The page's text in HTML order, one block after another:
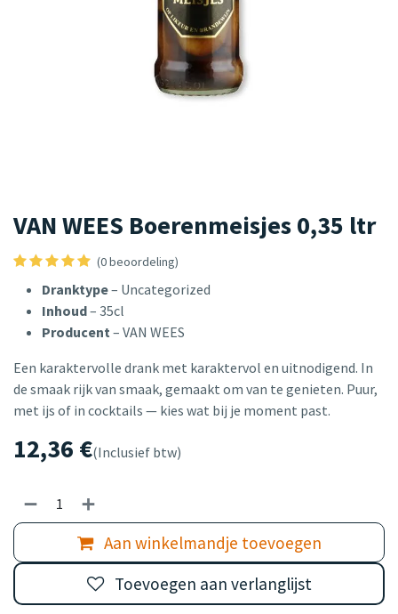
VAN WEES Boerenmeisjes 0,35 ltr
(0 beoordeling)
Dranktype– Uncategorized
Inhoud– 35cl
Producent– VAN WEES
Een karaktervolle drank met karaktervol en uitnodigend. In
de smaak rijk van smaak, gemaakt om van te genieten. Puur,
met ijs of in cocktails — kies wat bij je moment past.
12,36 €(Inclusief btw)
Aan winkelmandje toevoegen
Toevoegen aan verlanglijst